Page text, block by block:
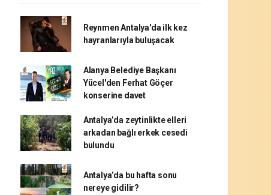
Reynmen Antalya'da ilk kez
hayranlarıyla buluşacak
Alanya Belediye Başkanı
Yücel'den Ferhat Göçer
konserine davet
Antalya’da zeytinlikte elleri
arkadan bağlı erkek cesedi
bulundu
Antalya’da bu hafta sonu
nereye gidilir?